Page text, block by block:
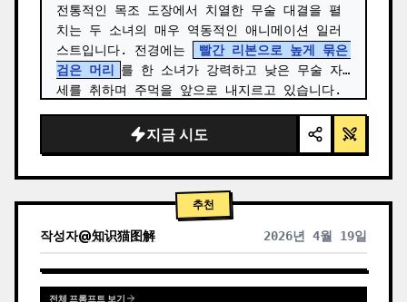
전통적인 목조 도장에서 치열한 무술 대결을 펼
치는 두 소녀의 매우 역동적인 애니메이션 일러
스트입니다. 전경에는
빨간 리본으로 높게 묶은
검은 머리
를 한 소녀가 강력하고 낮은 무술 자
세를 취하며 주먹을 앞으로 내지르고 있습니다.
지금 시도
추천
작성자@知识猫图解 2026년 4월 19일
전체 프롬프트 보기